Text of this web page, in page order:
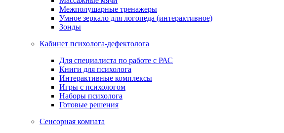
Межполушарные тренажеры
Умное зеркало для логопеда (интерактивное)
Зонды
Кабинет психолога-дефектолога
Для специалиста по работе с РАС
Книги для психолога
Интерактивные комплексы
Игры с психологом
Наборы психолога
Готовые решения
Сенсорная комната